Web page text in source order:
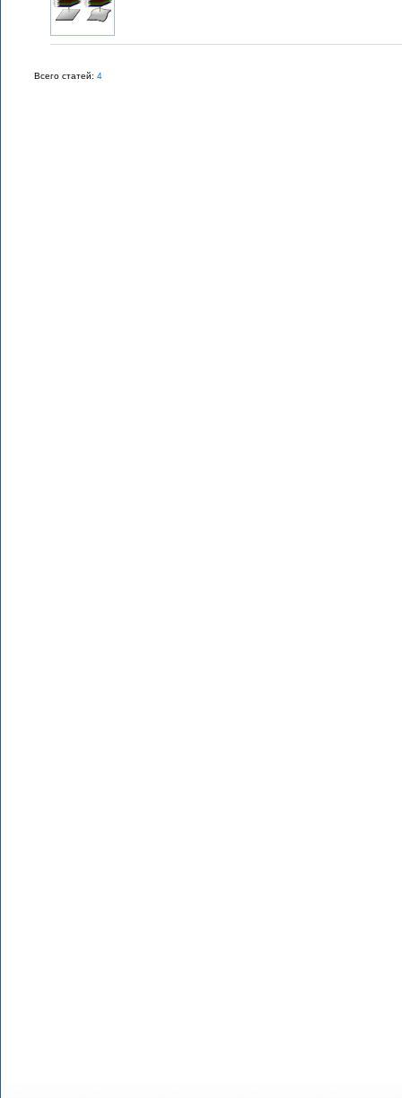
Всего статей: 4